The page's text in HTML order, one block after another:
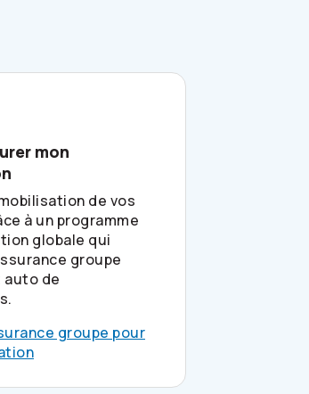
mon
de vos
à un programme
globale qui
groupe
de
.
groupe pour